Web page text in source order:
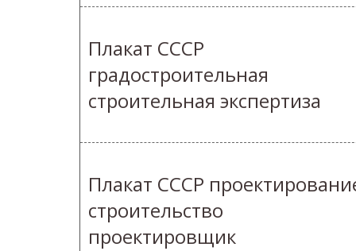
Плакат СССР
градостроительная
строительная экспертиза
Плакат СССР
строительство
проектировщик